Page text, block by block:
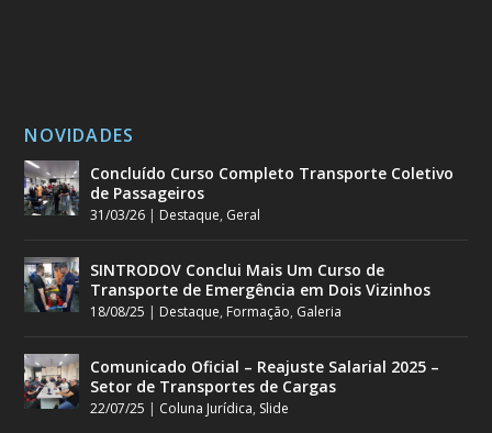
NOVIDADES
Concluído Curso Completo Transporte Coletivo
de Passageiros
31/03/26 | Destaque, Geral
SINTRODOV Conclui Mais Um Curso de
Transporte de Emergência em Dois Vizinhos
18/08/25 | Destaque, Formação, Galeria
Comunicado Oficial – Reajuste Salarial 2025 –
Setor de Transportes de Cargas
22/07/25 | Coluna Jurídica, Slide